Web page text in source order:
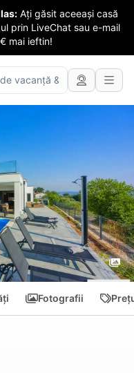
Ați găsit aceeași casă
prin LiveChat sau e-mail
mai ieftin!
Fotografii